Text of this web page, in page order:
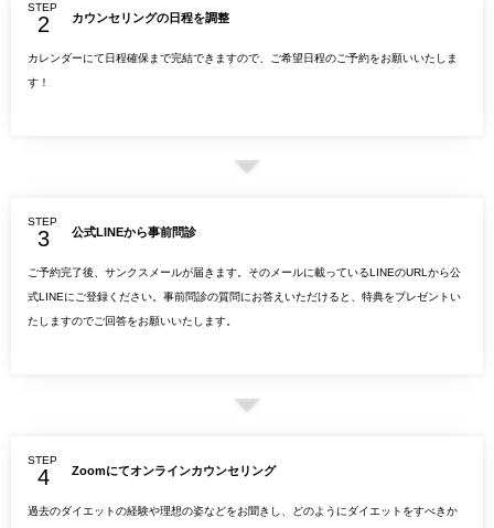
STEP
カウンセリングの日程を調整
カレンダーにて日程確保まで完結できますので、ご希望日程のご予約をお願いいたしま
す！
STEP
公式LINEから事前問診
ご予約完了後、サンクスメールが届きます。そのメールに載っているLINEのURLから公
式LINEにご登録ください。事前問診の質問にお答えいただけると、特典をプレゼントい
たしますのでご回答をお願いいたします。
STEP
Zoomにてオンラインカウンセリング
過去のダイエットの経験や理想の姿などをお聞きし、どのようにダイエットをすべきか